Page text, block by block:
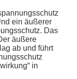
ein äußerer
Das
äußere
ab und führt
in